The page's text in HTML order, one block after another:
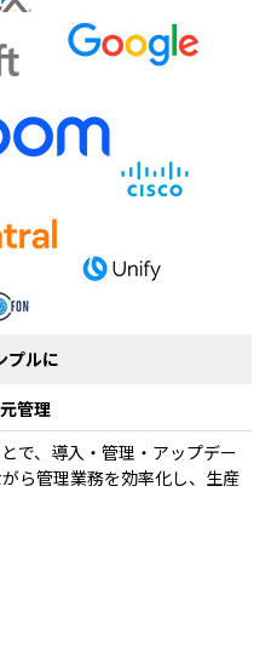
プルに
管理
で、導入・管理・アップデー
ら管理業務を効率化し、生産